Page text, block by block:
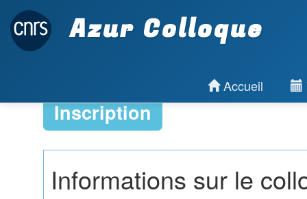
Azur Colloque
Accueil
Inscription
Informations sur le